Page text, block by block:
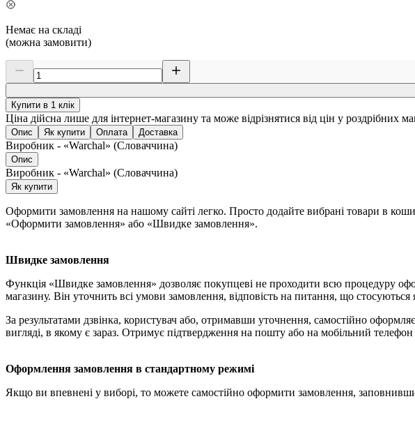
Немає на складі
(можна замовити)
Купити в 1 клік
Ціна дійсна лише для інтернет-магазину та може відрізнятися від цін у роздрібних
Опис Як купити Оплата Доставка
Виробник - «Warchal» (Словаччина)
Опис
Виробник - «Warchal» (Словаччина)
Як купити
Оформити замовлення на нашому сайті легко. Просто додайте вибрані товари в
«Оформити замовлення» або «Швидке замовлення».
Швидке замовлення
Функція «Швидке замовлення» дозволяє покупцеві не проходити всю процедуру
магазину. Він уточнить всі умови замовлення, відповість на питання, що
За результатами дзвінка, користувач або, отримавши уточнення, самостійно
вигляді, в якому є зараз. Отримує підтвердження на пошту або на мобільний телефон
Оформлення замовлення в стандартному режимі
Якщо ви впевнені у виборі, то можете самостійно оформити замовлення,